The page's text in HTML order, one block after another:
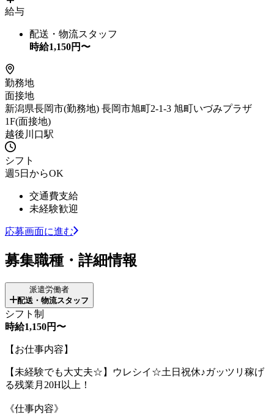
給与
配送・物流スタッフ
時給1,150円〜
勤務地
面接地
新潟県長岡市(勤務地) 長岡市旭町2-1-3 旭町いづみプラザ
1F(面接地)
越後川口駅
シフト
週5日からOK
交通費支給
未経験歓迎
応募画面に進む
募集職種・詳細情報
派遣労働者
配送・物流スタッフ
シフト制
時給1,150円〜
【お仕事内容】
【未経験でも大丈夫☆】ウレシイ☆土日祝休♪ガッツリ稼げ
る残業月20H以上！
《仕事内容》